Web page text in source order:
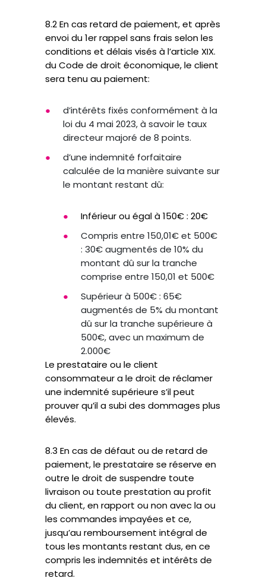
8.2 En cas retard de paiement, et après
envoi du 1er rappel sans frais selon les
conditions et délais visés à l’article XIX.
du Code de droit économique, le client
sera tenu au paiement:
d’intérêts fixés conformément à la
loi du 4 mai 2023, à savoir le taux
directeur majoré de 8 points.
d’une indemnité forfaitaire
calculée de la manière suivante sur
le montant restant dû:
Inférieur ou égal à 150€ : 20€
Compris entre 150,01€ et 500€
: 30€ augmentés de 10% du
montant dû sur la tranche
comprise entre 150,01 et 500€
Supérieur à 500€ : 65€
augmentés de 5% du montant
dû sur la tranche supérieure à
500€, avec un maximum de
2.000€
Le prestataire ou le client
consommateur a le droit de réclamer
une indemnité supérieure s’il peut
prouver qu’il a subi des dommages plus
élevés.
8.3 En cas de défaut ou de retard de
paiement, le prestataire se réserve en
outre le droit de suspendre toute
livraison ou toute prestation au profit
du client, en rapport ou non avec la ou
les commandes impayées et ce,
jusqu’au remboursement intégral de
tous les montants restant dus, en ce
compris les indemnités et intérêts de
retard.